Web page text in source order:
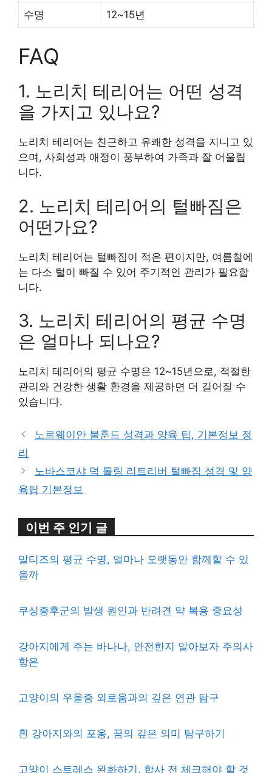
수명 12~15년
FAQ
1. 노리치 테리어는 어떤 성격
을 가지고 있나요?
노리치 테리어는 친근하고 유쾌한 성격을 지니고 있
으며, 사회성과 애정이 풍부하여 가족과 잘 어울립
니다.
2. 노리치 테리어의 털빠짐은
어떤가요?
노리치 테리어는 털빠짐이 적은 편이지만, 여름철에
는 다소 털이 빠질 수 있어 주기적인 관리가 필요합
니다.
3. 노리치 테리어의 평균 수명
은 얼마나 되나요?
노리치 테리어의 평균 수명은 12~15년으로, 적절한
관리와 건강한 생활 환경을 제공하면 더 길어질 수
있습니다.
노르웨이안 불훈드 성격과 양육 팁, 기본정보 정
리
노바스코샤 덕 톨링 리트리버 털빠짐 성격 및 양
육팁 기본정보
이번 주 인기 글
말티즈의 평균 수명, 얼마나 오랫동안 함께할 수 있
을까
쿠싱증후군의 발생 원인과 반려견 약 복용 중요성
강아지에게 주는 바나나, 안전한지 알아보자 주의사
항은
고양이의 우울증 외로움과의 깊은 연관 탐구
흰 강아지와의 포옹, 꿈의 깊은 의미 탐구하기
고양이 스트레스 완화하기, 합사 전 체크해야 할 것